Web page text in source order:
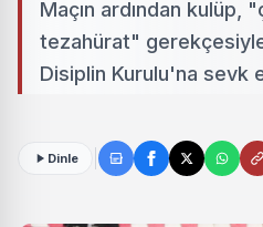
Maçın ardından kulüp,
tezahürat"
Disiplin Kurulu'na sevk
Dinle